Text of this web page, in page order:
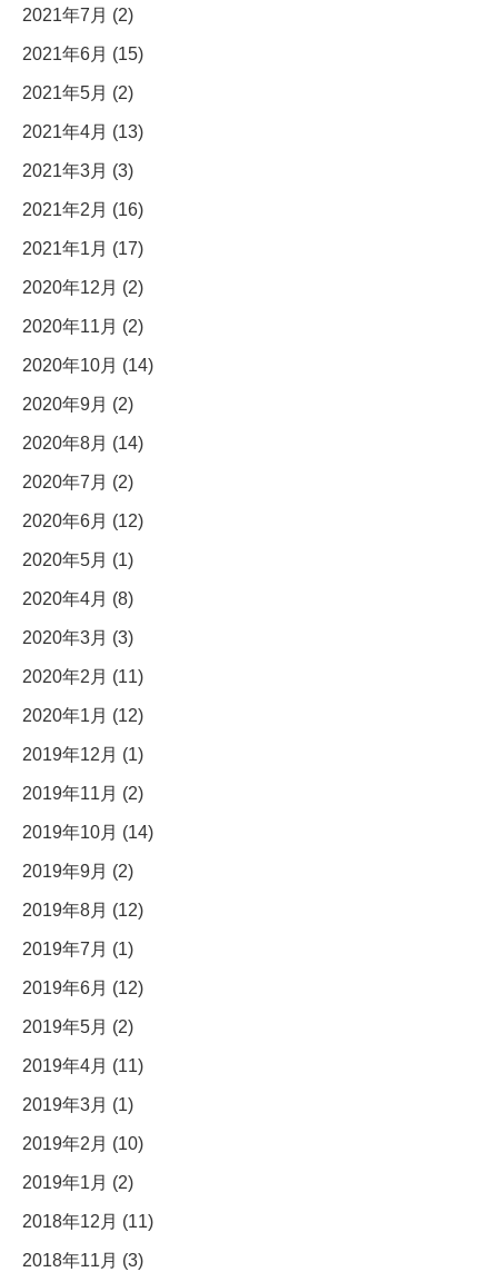
2021年7月 (2)
2021年6月 (15)
2021年5月 (2)
2021年4月 (13)
2021年3月 (3)
2021年2月 (16)
2021年1月 (17)
2020年12月 (2)
2020年11月 (2)
2020年10月 (14)
2020年9月 (2)
2020年8月 (14)
2020年7月 (2)
2020年6月 (12)
2020年5月 (1)
2020年4月 (8)
2020年3月 (3)
2020年2月 (11)
2020年1月 (12)
2019年12月 (1)
2019年11月 (2)
2019年10月 (14)
2019年9月 (2)
2019年8月 (12)
2019年7月 (1)
2019年6月 (12)
2019年5月 (2)
2019年4月 (11)
2019年3月 (1)
2019年2月 (10)
2019年1月 (2)
2018年12月 (11)
2018年11月 (3)